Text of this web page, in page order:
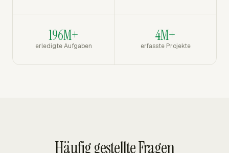
196M+
erledigte Aufgaben
4M+
erfasste Projekte
Häufig gestellte Fragen